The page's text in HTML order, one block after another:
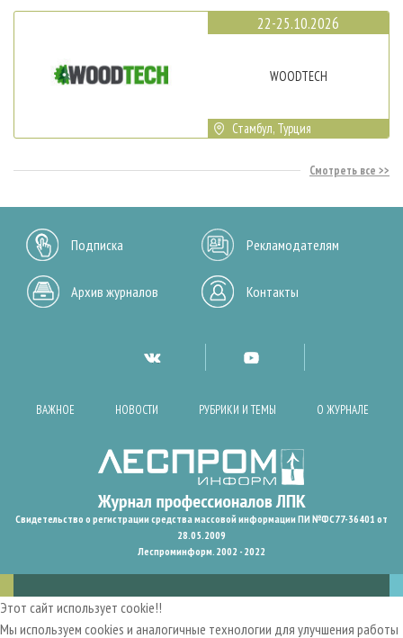
22-25.10.2026
WOODTECH
Стамбул, Турция
Смотреть все
Подписка Рекламодателям
Архив журналов Контакты
ВАЖНОЕ НОВОСТИ РУБРИКИ И ТЕМЫ О ЖУРНАЛЕ
Свидетельство о регистрации средства массовой информации ПИ №ФС77-36401 от
28.05.2009
Леспроминформ. 2002 - 2022
Этот сайт использует cookie!!
Мы используем cookies и аналогичные технологии для улучшения работы